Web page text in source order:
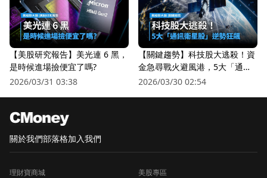
【美股研究報告】美光連 6 黑，
是時候進場撿便宜了嗎?
2026/03/31 03:38
【關鍵趨勢】科技股大逃殺！資
金急尋戰火避風港，5大「通訊
衛星股」逆勢狂飆
2026/03/30 02:54
關於我們部落格加入我們
理財寶商城 美股專區